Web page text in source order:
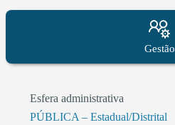
Gestão
Esfera administrativa
PÚBLICA – Estadual/Distrital